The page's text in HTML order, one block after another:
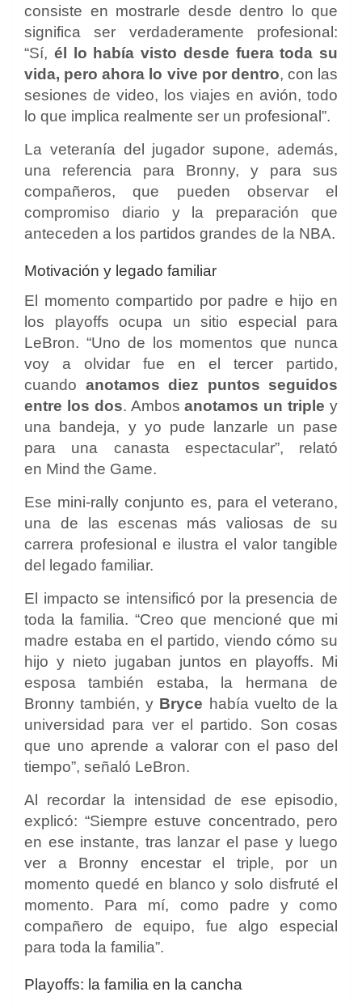
consiste en mostrarle desde dentro lo que
significa ser verdaderamente profesional:
“Sí, él lo había visto desde fuera toda su
vida, pero ahora lo vive por dentro, con las
sesiones de video, los viajes en avión, todo
lo que implica realmente ser un profesional”.
La veteranía del jugador supone, además,
una referencia para Bronny, y para sus
compañeros, que pueden observar el
compromiso diario y la preparación que
anteceden a los partidos grandes de la NBA.
Motivación y legado familiar
El momento compartido por padre e hijo en
los playoffs ocupa un sitio especial para
LeBron. “Uno de los momentos que nunca
voy a olvidar fue en el tercer partido,
cuando anotamos diez puntos seguidos
entre los dos. Ambosanotamos un triple y
una bandeja, y yo pude lanzarle un pase
para una canasta espectacular”, relató
en Mind the Game.
Ese mini-rally conjunto es, para el veterano,
una de las escenas más valiosas de su
carrera profesional e ilustra el valor tangible
del legado familiar.
El impacto se intensificó por la presencia de
toda la familia. “Creo que mencioné que mi
madre estaba en el partido, viendo cómo su
hijo y nieto jugaban juntos en playoffs. Mi
esposa también estaba, la hermana de
Bronny también, y Bryce había vuelto de la
universidad para ver el partido. Son cosas
que uno aprende a valorar con el paso del
tiempo”, señaló LeBron.
Al recordar la intensidad de ese episodio,
explicó: “Siempre estuve concentrado, pero
en ese instante, tras lanzar el pase y luego
ver a Bronny encestar el triple, por un
momento quedé en blanco y solo disfruté el
momento. Para mí, como padre y como
compañero de equipo, fue algo especial
para toda la familia”.
Playoffs: la familia en la cancha